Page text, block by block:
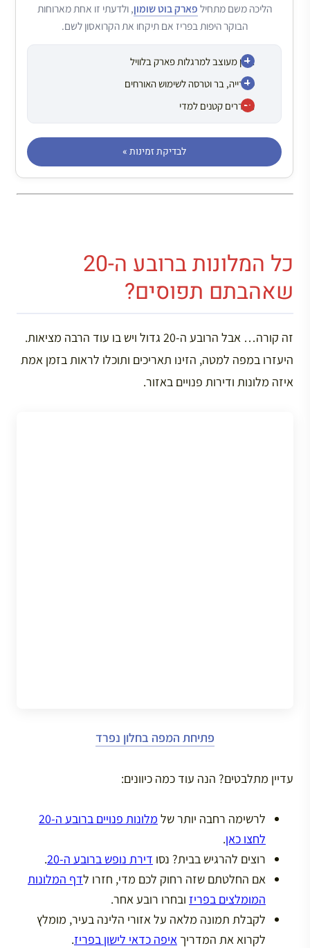
בניין מעוצב למרגלות פארק בלוויל
ספרייה, בר וטרסה לשימוש האורחים
החדרים קטנים למדי
הליכה משם מתחיל פארק בוט שומון, ולדעתי זו אחת מארוחות
הבוקר היפות בפריז אם תיקחו את הקרואסון לשם.
לבדיקת זמינות »
כל המלונות ברובע ה-20
שאהבתם תפוסים?
זה קורה… אבל הרובע ה-20 גדול ויש בו עוד הרבה מציאות.
היעזרו במפה למטה, הזינו תאריכים ותוכלו לראות בזמן אמת
איזה מלונות ודירות פנויים באזור.
פתיחת המפה בחלון נפרד
עדיין מתלבטים? הנה עוד כמה כיוונים:
לרשימה רחבה יותר של
מלונות פנויים ברובע ה-20
לחצו כאן.
רוצים להרגיש בבית? נסו דירת נופש ברובע ה-20
.
אם החלטתם שזה רחוק לכם מדי, חזרו לדף המלונות
המומלצים בפריז ובחרו רובע אחר.
לקבלת תמונה מלאה על אזורי הלינה בעיר, מומלץ
לקרוא את המדריך איפה כדאי לישון בפריז.